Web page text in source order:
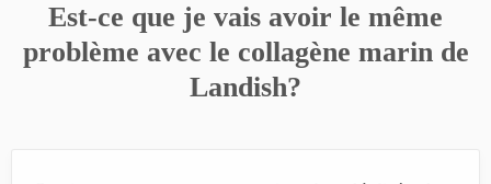
Est-ce que je vais avoir le même
problème avec le collagène marin de
Landish?